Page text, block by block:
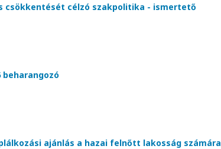
csökkentését célzó szakpolitika - ismertető
beharangozó
ajánlás a hazai felnőtt lakosság számára